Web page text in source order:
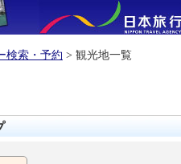
検索・予約 > 観光地一覧